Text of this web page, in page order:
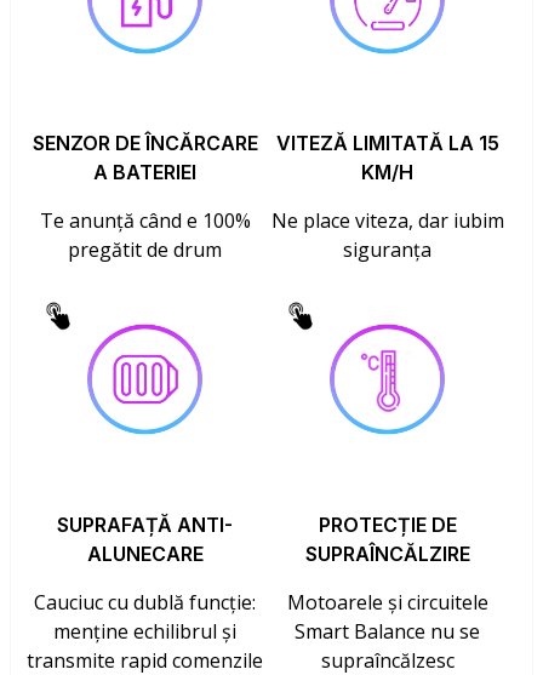
SENZOR DE ÎNCĂRCARE
A BATERIEI
Te anunță când e 100%
pregătit de drum
VITEZĂ LIMITATĂ LA 15
KM/H
Ne place viteza, dar iubim
siguranța
SUPRAFAȚĂ ANTI-
ALUNECARE
Cauciuc cu dublă funcție:
menține echilibrul și
transmite rapid comenzile
PROTECȚIE DE
SUPRAÎNCĂLZIRE
Motoarele și circuitele
Smart Balance nu se
supraîncălzesc